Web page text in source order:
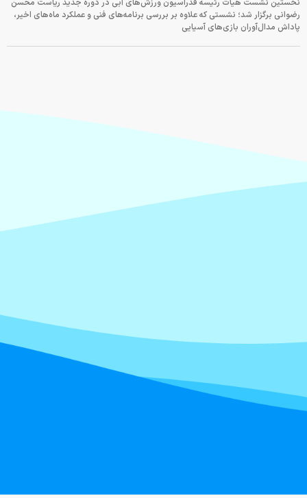
نخستین نشست هیأت رئیسه فدراسیون ورزش‌های آبی در دوره جدید ریاست محسن
رضوانی برگزار شد؛ نشستی که علاوه بر بررسی برنامه‌های فنی و عملکرد ماه‌های اخیر،
پاداش مدال‌آوران بازی‌های آسیایی